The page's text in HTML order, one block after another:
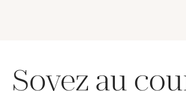
Soyez au